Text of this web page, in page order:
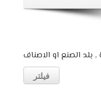
بلد الصنع او الاصناف
فيلتر